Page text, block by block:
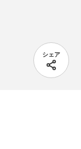
シェア